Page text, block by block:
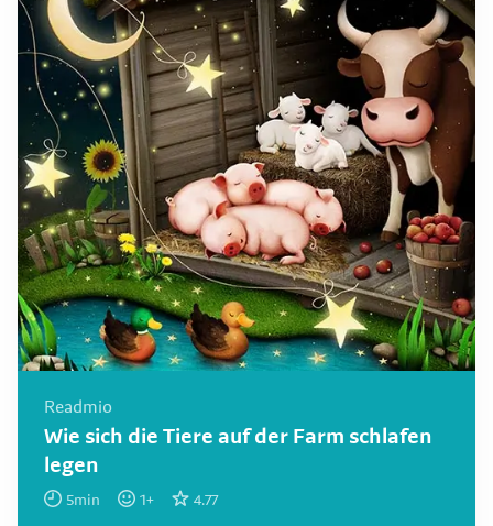
Readmio
Wie sich die Tiere auf der Farm schlafen
legen
5min 1+ 4.77